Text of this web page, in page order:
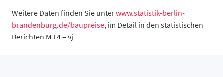
Datentabelle: November 2024, Veränderungen gegenüber
Schönheitsreparaturen in einer Wohnung
Straßenbau
Weitere Daten finden Sie unterwww.statistik-berlin-
brandenburg.de/baupreise, im Detail in den statistischen
Berichten M I 4 – vj.